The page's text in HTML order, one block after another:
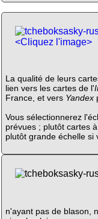
<Cliquez l'image>
La qualité de leurs
lien vers les cartes de l'
France, et vers Yandex
Vous sélectionnerez
prévues ; plutôt cartes
plutôt grande échelle si
n'ayant pas de blason,